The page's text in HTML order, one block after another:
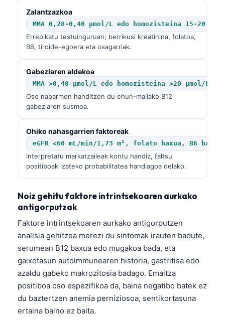
Zalantzazkoa
MMA 0,28-0,40 µmol/L edo homozisteina 15-20
Errepikatu testuinguruan; berrikusi kreatinina, folatoa,
B6, tiroide-egoera eta osagarriak.
Gabeziaren aldekoa
MMA >0,40 µmol/L edo homozisteina >20 µmol/L
Oso nabarmen handitzen du ehun-mailako B12
gabeziaren susmoa.
Ohiko nahasgarrien faktoreak
eGFR <60 mL/min/1,73 m², folato baxua, B6
Interpretatu markatzaileak kontu handiz, faltsu
positiboak izateko probabilitatea handiagoa delako.
Noiz gehitu faktore intrintsekoaren aurkako
antigorputzak
Faktore intrintsekoaren aurkako antigorputzen
analisia gehitzea merezi du sintomak irauten badute,
serumean B12 baxua edo mugakoa bada, eta
gaixotasun autoimmunearen historia, gastritisa edo
azaldu gabeko makrozitosia badago. Emaitza
positiboa oso espezifikoa da, baina negatibo batek ez
du baztertzen anemia perniziosoa, sentikortasuna
ertaina baino ez baita.
Shqip
বাংলা
اردو
తెలుగు
தமிழ்
ગુજરાતી
Bahasa Melayu
Tiếng Việt
ไทย
ဗမာစာ
ភាសាខ្មែរ
Kiswahili
አማርኛ
Українська
O‘zbekcha